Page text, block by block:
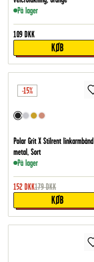
På lager
109 DKK
KØB
-15%
Polar Grit X Stilrent
metal, Sort
På lager
152 DKK179 DKK
KØB